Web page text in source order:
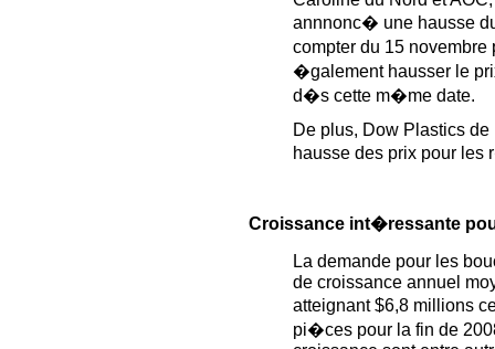
annnonc� une hausse
compter du 15
�galement hausser le
d�s cette m�me date.
De plus, Dow Plastics
hausse des prix pour
Croissance int�ressante
La demande pour les
de croissance annuel
atteignant $6,8 millions
pi�ces pour la fin de